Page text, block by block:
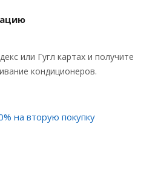
или Гугл картах и получите
кондиционеров.